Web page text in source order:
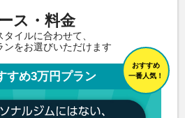
ス・料金
タイルに合わせて、
ンをお選びいただけます
すめ3万円プラン
おすすめ
一番人気！